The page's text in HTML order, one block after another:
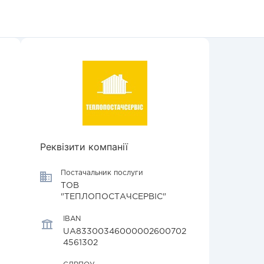
Реквізити компанії
Постачальник послуги
ТОВ
"ТЕПЛОПОСТАЧСЕРВІС"
IBAN
UA83300346000002600702
4561302